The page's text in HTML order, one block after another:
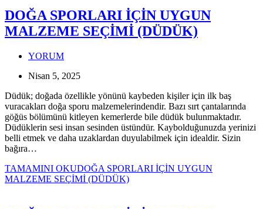
DOĞA SPORLARI İÇİN UYGUN
MALZEME SEÇİMİ (DÜDÜK)
YORUM
Nisan 5, 2025
Düdük; doğada özellikle yönünü kaybeden kişiler için ilk baş
vuracakları doğa sporu malzemelerindendir. Bazı sırt çantalarında
göğüs bölümünü kitleyen kemerlerde bile düdük bulunmaktadır.
Düdüklerin sesi insan sesinden üstündür. Kaybolduğunuzda yerinizi
belli etmek ve daha uzaklardan duyulabilmek için idealdir. Sizin
bağıra…
TAMAMINI OKUDOĞA SPORLARI İÇİN UYGUN
MALZEME SEÇİMİ (DÜDÜK)